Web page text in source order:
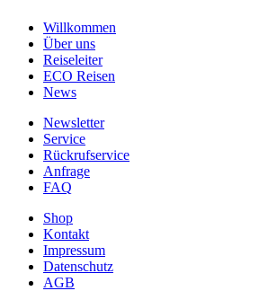
Willkommen
Über uns
Reiseleiter
ECO Reisen
News
Newsletter
Service
Rückrufservice
Anfrage
FAQ
Shop
Kontakt
Impressum
Datenschutz
AGB